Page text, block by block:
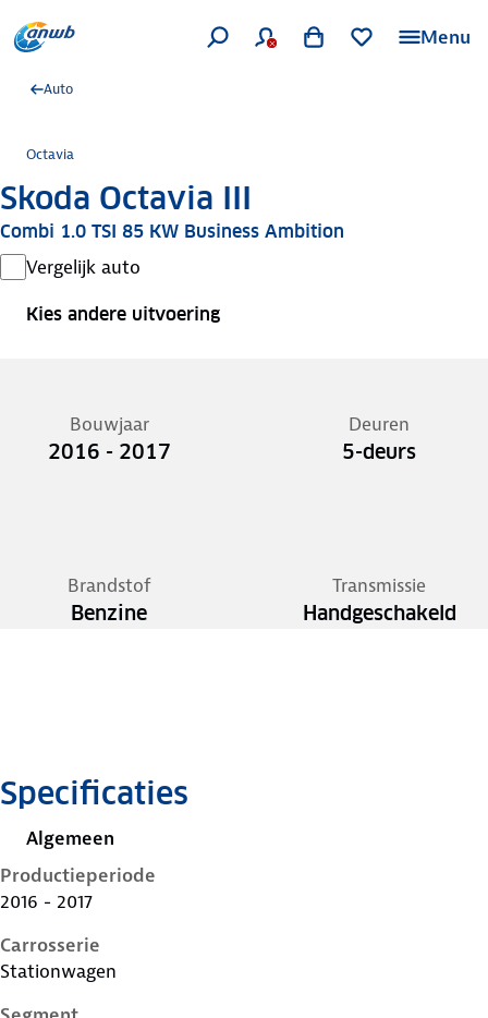
Menu
Auto
Octavia
Skoda Octavia III
Combi 1.0 TSI 85 KW Business Ambition
Vergelijk auto
Kies andere uitvoering
Bouwjaar
2016 - 2017
Deuren
5-deurs
Brandstof
Benzine
Transmissie
Handgeschakeld
Specificaties
Algemeen
Productieperiode
2016 - 2017
Carrosserie
Stationwagen